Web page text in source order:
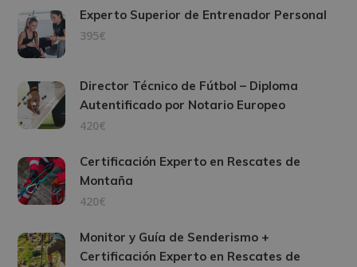
Experto Superior de Entrenador Personal
395€
Director Técnico de Fútbol – Diploma
Autentificado por Notario Europeo
420€
Certificación Experto en Rescates de
Montaña
420€
Monitor y Guía de Senderismo +
Certificación Experto en Rescates de